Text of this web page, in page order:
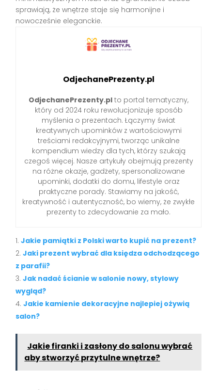
sprawiają, że wnętrze staje się harmonijne i
nowocześnie eleganckie.
OdjechanePrezenty.pl
OdjechanePrezenty.pl to portal tematyczny,
który od 2024 roku rewolucjonizuje sposób
myślenia o prezentach. Łączymy świat
kreatywnych upominków z wartościowymi
treściami redakcyjnymi, tworząc unikalne
kompendium wiedzy dla tych, którzy szukają
czegoś więcej. Nasze artykuły obejmują prezenty
na różne okazje, gadżety, spersonalizowane
upominki, dodatki do domu, lifestyle oraz
praktyczne porady. Stawiamy na jakość,
kreatywność i autentyczność, bo wiemy, że zwykłe
prezenty to zdecydowanie za mało.
Jakie pamiątki z Polski warto kupić na prezent?
Jaki prezent wybrać dla księdza odchodzącego
z parafii?
Jak nadać ścianie w salonie nowy, stylowy
wygląd?
Jakie kamienie dekoracyjne najlepiej ożywią
salon?
Jakie firanki i zasłony do salonu wybrać
aby stworzyć przytulne wnętrze?